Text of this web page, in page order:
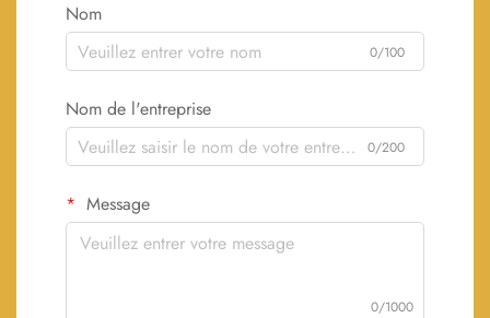
Nom
0/100
Nom de l'entreprise
0/200
Message
0/1000